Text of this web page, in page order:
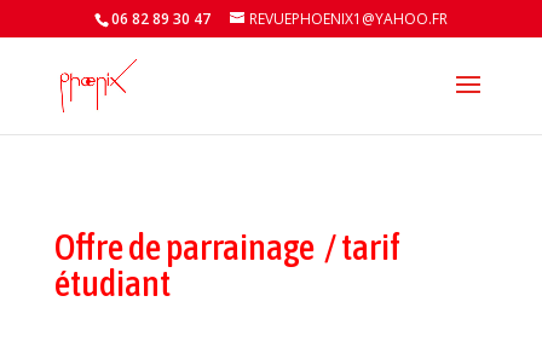
06 82 89 30 47 REVUEPHOENIX1@YAHOO.FR
Offre de parrainage / tarif
étudiant